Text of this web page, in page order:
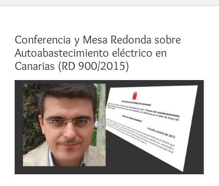
Conferencia y Mesa Redonda sobre
Autoabastecimiento eléctrico en
Canarias (RD 900/2015)
Ver
imagen
más
grande